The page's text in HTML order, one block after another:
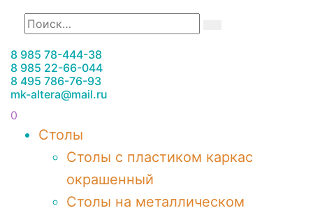
8 985 78-444-38
8 985 22-66-044
8 495 786-76-93
mk-altera@mail.ru
0
Столы
Столы с пластиком каркас
окрашенный
Столы на металлическом